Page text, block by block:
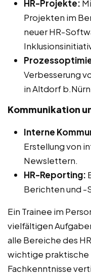
HR-Projekte:
Projekten im
neuer HR-
Verbesserung
in Altdorf
Kommunikation
Interne
Erstellung von
Newslettern.
HR-Reporting:
Berichten und -
Ein Trainee im
vielfältigen
alle Bereiche des
wichtige praktische
Fachkenntnisse